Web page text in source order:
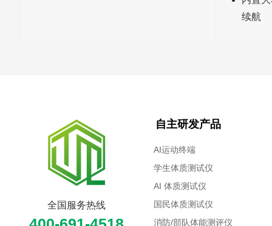
续航
全国服务热线
自主研发产品
AI运动终端
学生体质测试仪
AI 体质测试仪
国民体质测试仪
消防/部队体能测评仪